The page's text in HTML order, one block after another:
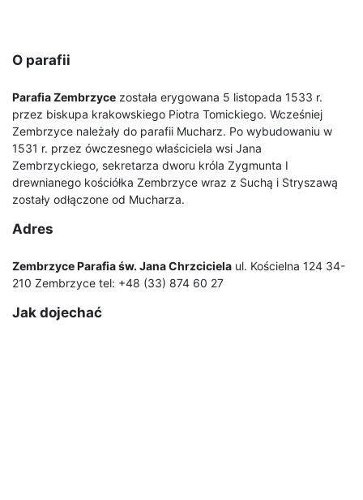
O parafii
Parafia Zembrzyce została erygowana 5 listopada 1533 r.
przez biskupa krakowskiego Piotra Tomickiego. Wcześniej
Zembrzyce należały do parafii Mucharz. Po wybudowaniu w
1531 r. przez ówczesnego właściciela wsi Jana
Zembrzyckiego, sekretarza dworu króla Zygmunta I
drewnianego kościółka Zembrzyce wraz z Suchą i Stryszawą
zostały odłączone od Mucharza.
Adres
Zembrzyce Parafia św. Jana Chrzciciela ul. Kościelna 124 34-
210 Zembrzyce tel: +48 (33) 874 60 27
Jak dojechać